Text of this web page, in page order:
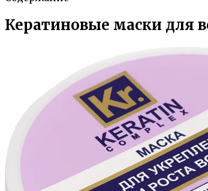
Кератиновые маски для